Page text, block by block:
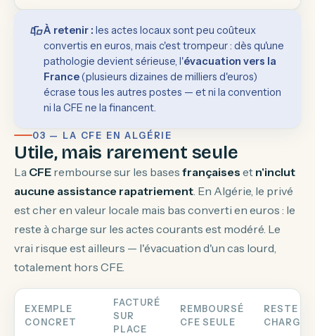
À retenir : les actes locaux sont peu coûteux
convertis en euros, mais c'est trompeur : dès qu'une
pathologie devient sérieuse, l'évacuation vers la
France(plusieurs dizaines de milliers d'euros)
écrase tous les autres postes — et ni la convention
ni la CFE ne la financent.
03 — LA CFE EN ALGÉRIE
Utile, mais rarement seule
La CFE rembourse sur les bases françaises et n'inclut
aucune assistance rapatriement. En Algérie, le privé
est cher en valeur locale mais bas converti en euros : le
reste à charge sur les actes courants est modéré. Le
vrai risque est ailleurs — l'évacuation d'un cas lourd,
totalement hors CFE.
EXEMPLE
CONCRET
FACTURÉ
SUR
PLACE
REMBOURSÉ
CFE SEULE
RESTE À
CHARGE